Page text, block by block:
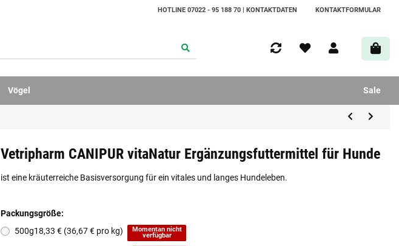
HOTLINE 07022 - 95 188 70 | KONTAKTDATEN KONTAKTFORMULAR
Vögel Sale
Vetripharm CANIPUR vitaNatur Ergänzungsfuttermittel für Hunde
ist eine kräuterreiche Basisversorgung für ein vitales und langes Hundeleben.
Packungsgröße:
500g18,33 € (36,67 € pro kg) Momentan nicht
verfügbar